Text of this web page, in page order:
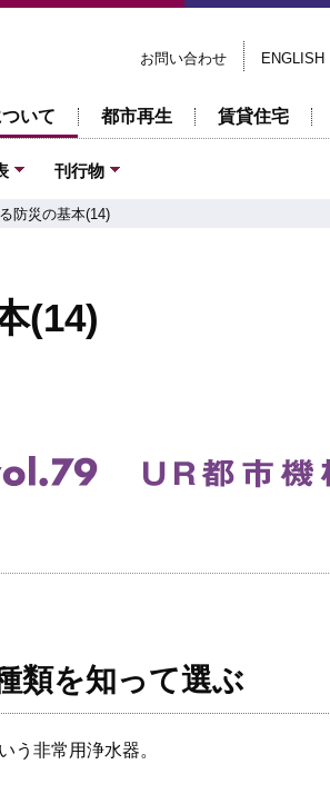
お問い合わせ ENGLISH
いて 都市再生 賃貸住宅
刊行物
防災の基本(14)
(14)
類を知って選ぶ
う非常用浄水器。